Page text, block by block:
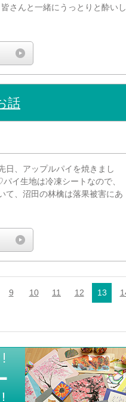
さんと一緒にうっとりと酔いし
話
、アップルパイを焼きまし
生地は冷凍シートなので、
、沼田の林檎は落果被害にあ
9 10 11 12 13